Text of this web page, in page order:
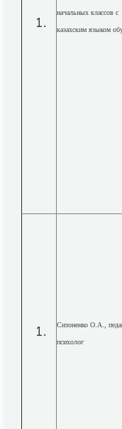
начальных классов с
казахским языком
Сизоненко О.А.,
психолог